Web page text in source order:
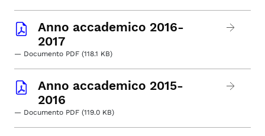
Anno accademico 2016-
2017
— Documento PDF (118.1 KB)
Anno accademico 2015-
2016
— Documento PDF (119.0 KB)